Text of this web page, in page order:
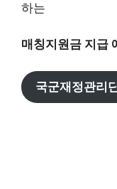
하는
매칭지원금 지급
국군재정관리